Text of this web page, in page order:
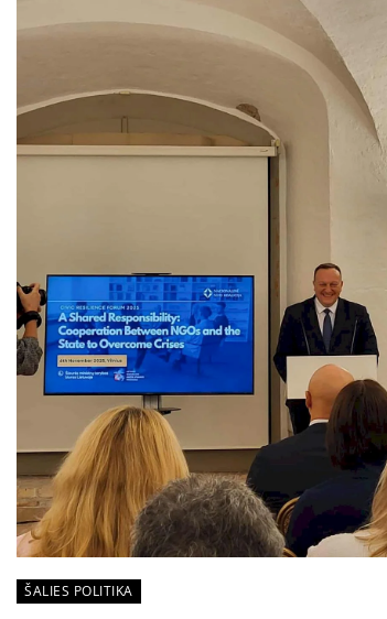
ŠALIES POLITIKA